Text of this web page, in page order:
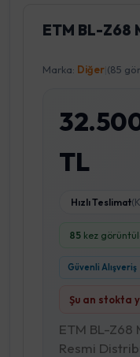
ETM BL-Z68
Marka: Diğer (85
TL
Hızlı Teslimat
85 kez
Güvenli Alışveriş
Şu an stokta
ETM BL-Z68
Resmi